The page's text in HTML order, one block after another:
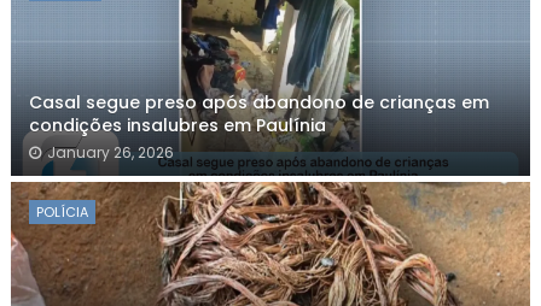
Casal segue preso após abandono de crianças em
condições insalubres em Paulínia
January 26, 2026
POLÍCIA